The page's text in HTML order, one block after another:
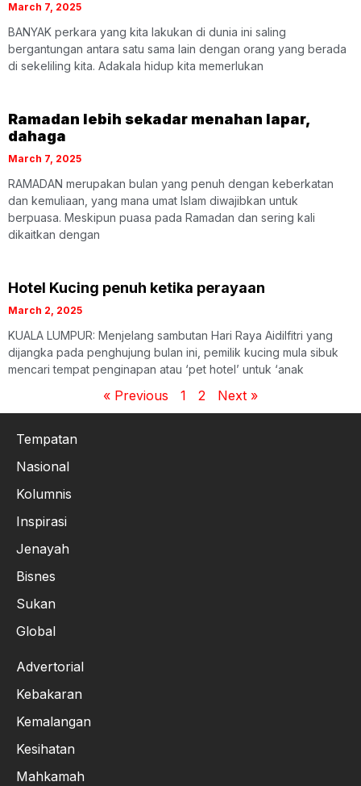
March 7, 2025
BANYAK perkara yang kita lakukan di dunia ini saling
bergantungan antara satu sama lain dengan orang yang berada
di sekeliling kita. Adakala hidup kita memerlukan
Ramadan lebih sekadar menahan lapar,
dahaga
March 7, 2025
RAMADAN merupakan bulan yang penuh dengan keberkatan
dan kemuliaan, yang mana umat Islam diwajibkan untuk
berpuasa. Meskipun puasa pada Ramadan dan sering kali
dikaitkan dengan
Hotel Kucing penuh ketika perayaan
March 2, 2025
KUALA LUMPUR: Menjelang sambutan Hari Raya Aidilfitri yang
dijangka pada penghujung bulan ini, pemilik kucing mula sibuk
mencari tempat penginapan atau ‘pet hotel’ untuk ‘anak
« Previous 1 2 Next »
Tempatan
Nasional
Kolumnis
Inspirasi
Jenayah
Bisnes
Sukan
Global
Advertorial
Kebakaran
Kemalangan
Kesihatan
Mahkamah